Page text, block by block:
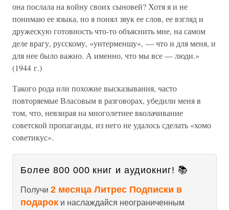
она послала на войну своих сыновей? Хотя я и не
понимаю ее языка, но я понял звук ее слов, ее взгляд и
дружескую готовность что-то объяснить мне, на самом
деле врагу, русскому, «унтерменшу», — что и для меня, и
для нее было важно. А именно, что мы все — люди.»
(1944 г.)
Такого рода или похожие высказывания, часто
повторяемые Власовым в разговорах, убедили меня в
том, что, невзирая на многолетнее вколачивание
советской пропаганды, из него не удалось сделать «хомо
советикус».
Более 800 000 книг и аудиокниг! 📚
Получи 2 месяца Литрес Подписки в
подарок и наслаждайся неограниченным